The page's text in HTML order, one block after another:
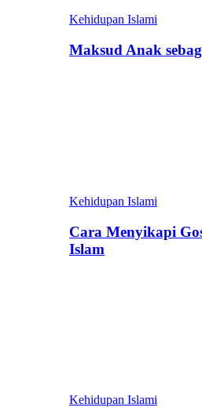
Kehidupan Islami
Maksud Anak
Kehidupan Islami
Cara Menyikapi
Islam
Kehidupan Islami